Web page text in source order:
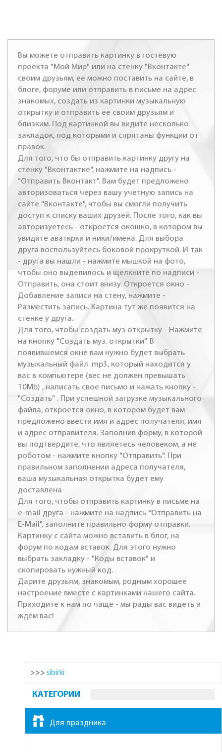
Вы можете отправить картинку в гостевую
проекта "Мой Мир" или на стенку "Вконтакте"
своим друзьям, ее можно поставить на сайте, в
блоге, форуме или отправить в письме на адрес
знакомых, создать из картинки музыкальную
открытку и отправить ее своим друзьям и
близким. Под картинкой вы видите несколько
закладок, под которыми и спрятаны функции от
правок.
Для того, что бы отправить картинку другу на
стенку "Вконтактке", нажмите на надпись -
"Отправить Вконтакт". Вам будет предложено
авторизоваться через вашу учетную запись на
сайте "Вконтакте", чтобы вы смогли получить
доступ к списку ваших друзей. После того, как вы
авторизуетесь - откроется окошко, в котором вы
увидите аваткрки и ники/имена. Для выбора
друга воспользуйтесь боковой прокруткой. И так
- друга вы нашли - нажмите мышкой на фото,
чтобы оно выделилось и щелкните по надписи -
Отправить, она стоит внизу. Откроется окно -
Добавление записи на стену, нажмите -
Разместить запись. Картина тут же появится на
стенке у друга.
Для того, чтобы создать муз открытку - Нажмите
на кнопку "Создать муз. открытки". В
появившемся окне вам нужно будет выбрать
музыкальный файл .mp3, который находится у
вас в компьютере (вес не должен превышать
10Mb) , написать свое письмо и нажать кнопку -
"Создать" . При успешной загрузке музыкального
файла, откроется окно, в котором будет вам
предложено ввести имя и адрес получателя, имя
и адрес отправителя. Заполнив форму, в которой
вы подтвердите, что являетесь человеком, а не
роботом - нажмите кнопку "Отправить". При
правильном заполнении адреса получателя,
ваша музыкальная открытка будет ему
доставлена
Для того, чтобы отправить картинку в письме на
e-mail друга - нажмите на надпись "Отправить на
E-Mail", заполните правильно форму отправки.
Картинку с сайта можно вставить в блог, на
форум по кодам вставок. Для этого нужно
выбрать закладку - "Коды вставок" и
скопировать нужный код.
Дарите друзьям, знакомым, родным хорошее
настроение вместе с картинками нашего сайта.
Приходите к нам по чаще - мы рады вас видеть и
ждем вас!
>>> sibirki
КАТЕГОРИИ
Для праздника